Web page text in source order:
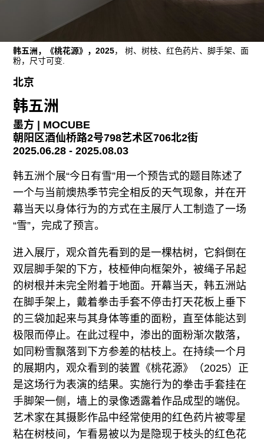
联系我们
关注我们
韩五洲，《桃花源》，2025， 树、树枝、红色药片、脚手架、面
粉，尺寸可变.
北京
韩五洲
墨方 | MOCUBE
朝阳区酒仙桥路2号798艺术区706北2街
2025.06.28 - 2025.08.03
韩五洲个展“今日有雪”用一个预告式的题目陈述了
一个与当前燠热季节完全相反的天气现象，并在开
幕当天以身体行为的方式在主展厅人工制造了一场
“雪”，完成了预言。
进入展厅，观众首先看到的是一棵枯树，它斜倒在
双层脚手架的下方，枝桠伸向框架外，被绳子吊起
的树根并未完全附着于地面。开幕当天，韩五洲站
在脚手架上，戴着拳击手套不停击打天花板上垂下
的三袋加起来与其身体等重的面粉，直至体能达到
极限而停止。在此过程中，渗出的面粉渐次散落，
如同粉雪飘落到下方参差的枯枝上。在持续一个月
的展期内，观众看到的装置《桃花源》（2025）正
是这场行为表演的结果。实施行为的拳击手套挂在
手脚架一侧，墙上的录像透露着作品成型的端倪。
艺术家在其摄影作品中经常使用的红色药片被零星
粘在树枝间，乍看易被以为是隐现于枝头的红色花